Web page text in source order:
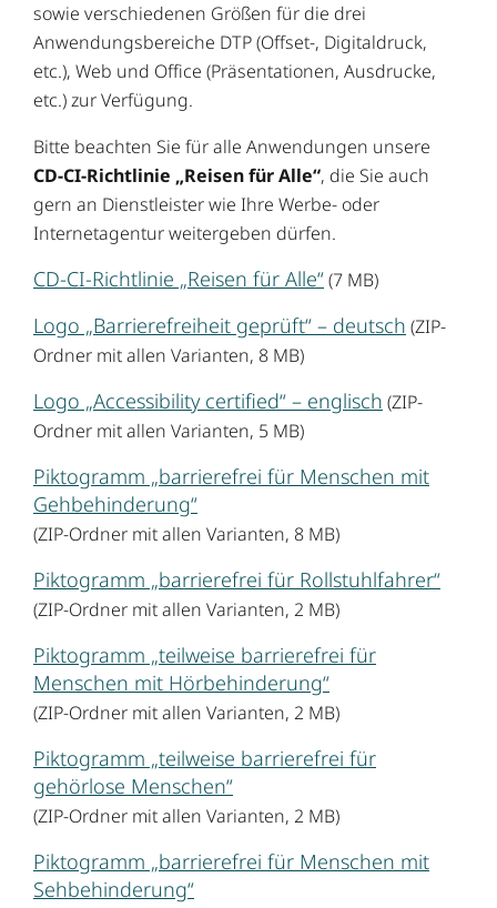
sowie verschiedenen Größen für die drei
Anwendungsbereiche DTP (Offset-, Digitaldruck,
etc.), Web und Office (Präsentationen, Ausdrucke,
etc.) zur Verfügung.
Bitte beachten Sie für alle Anwendungen unsere
CD-CI-Richtlinie „Reisen für Alle“, die Sie auch
gern an Dienstleister wie Ihre Werbe- oder
Internetagentur weitergeben dürfen.
CD-CI-Richtlinie „Reisen für Alle“(7 MB)
Logo „Barrierefreiheit geprüft“ – deutsch (ZIP-
Ordner mit allen Varianten, 8 MB)
Logo „Accessibility certified“ – englisch (ZIP-
Ordner mit allen Varianten, 5 MB)
Piktogramm „barrierefrei für Menschen mit
Gehbehinderung“
(ZIP-Ordner mit allen Varianten, 8 MB)
Piktogramm „barrierefrei für Rollstuhlfahrer“
(ZIP-Ordner mit allen Varianten, 2 MB)
Piktogramm „teilweise barrierefrei für
Menschen mit Hörbehinderung“
(ZIP-Ordner mit allen Varianten, 2 MB)
Piktogramm „teilweise barrierefrei für
gehörlose Menschen“
(ZIP-Ordner mit allen Varianten, 2 MB)
Piktogramm „barrierefrei für Menschen mit
Sehbehinderung“